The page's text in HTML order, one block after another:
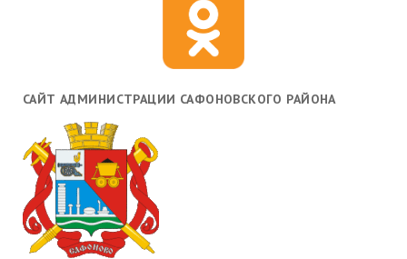
САЙТ АДМИНИСТРАЦИИ САФОНОВСКОГО РАЙОНА